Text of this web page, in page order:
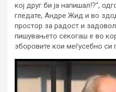
кој друг би ја напишал!?“,
гледате, Андре Жид и во
простор за радост и
пишувањето секогаш е во
зборовите кои меѓусебно си